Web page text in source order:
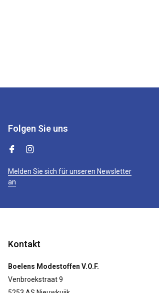
Folgen Sie uns
Melden Sie sich für unseren Newsletter
an
Kontakt
Boelens Modestoffen V.O.F.
Venbroekstraat 9